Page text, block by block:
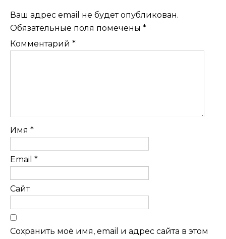
Ваш адрес email не будет опубликован.
Обязательные поля помечены *
Комментарий *
Имя *
Email *
Сайт
Сохранить моё имя, email и адрес сайта в этом